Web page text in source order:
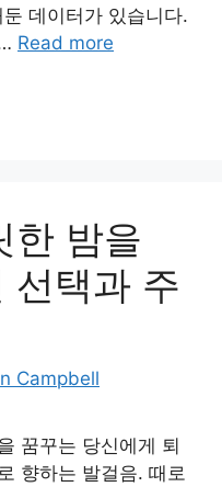
데이터가 있습니다.
Read more
한 밤을
선택과 주
Campbell
꿈꾸는 당신에게 퇴
향하는 발걸음. 때로